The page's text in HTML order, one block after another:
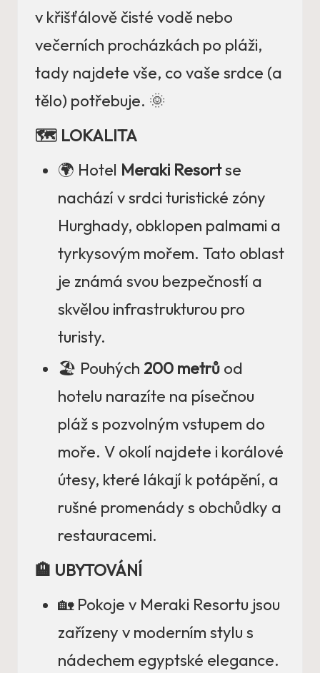
v křišťálově čisté vodě nebo
večerních procházkách po pláži,
tady najdete vše, co vaše srdce (a
tělo) potřebuje. 🌞
🗺️ LOKALITA
🌍 Hotel Meraki Resortse
nachází v srdci turistické zóny
Hurghady, obklopen palmami a
tyrkysovým mořem. Tato oblast
je známá svou bezpečností a
skvělou infrastrukturou pro
turisty.
🏖️ Pouhých 200 metrů od
hotelu narazíte na písečnou
pláž s pozvolným vstupem do
moře. V okolí najdete i korálové
útesy, které lákají k potápění, a
rušné promenády s obchůdky a
restauracemi.
🏨 UBYTOVÁNÍ
🏡 Pokoje v Meraki Resortu jsou
zařízeny v moderním stylu s
nádechem egyptské elegance.